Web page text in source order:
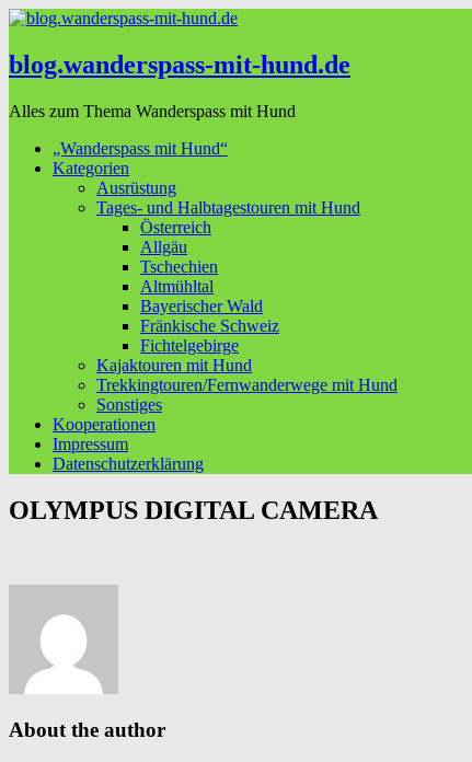
blog.wanderspass-mit-hund.de
Alles zum Thema Wanderspass mit Hund
„Wanderspass mit Hund“
Kategorien
Ausrüstung
Tages- und Halbtagestouren mit Hund
Österreich
Allgäu
Tschechien
Altmühltal
Bayerischer Wald
Fränkische Schweiz
Fichtelgebirge
Kajaktouren mit Hund
Trekkingtouren/Fernwanderwege mit Hund
Sonstiges
Kooperationen
Impressum
Datenschutzerklärung
OLYMPUS DIGITAL CAMERA
About the author